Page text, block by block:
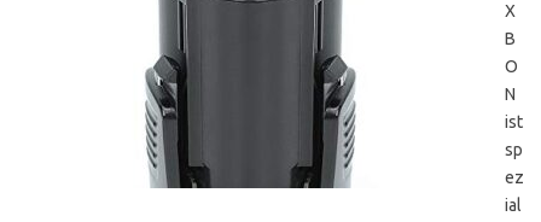
X
B
O
N
ist
sp
ez
ial